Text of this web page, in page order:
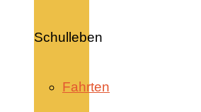
Schulleben
Fahrten